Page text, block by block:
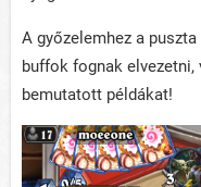
A győzelemhez a
buffok fognak
bemutatott példákat!